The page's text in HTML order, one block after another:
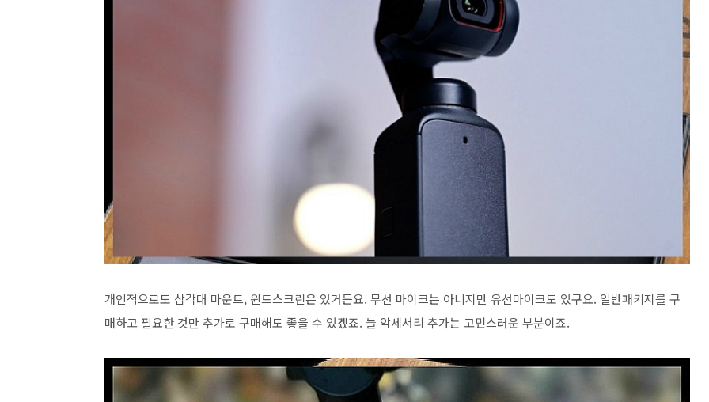
개인적으로도 삼각대 마운트, 윈드스크린은 있거든요. 무선 마이크는 아니지만 유선마이크도 있구요. 일반패키지를 구
매하고 필요한 것만 추가로 구매해도 좋을 수 있겠죠. 늘 악세서리 추가는 고민스러운 부분이죠.